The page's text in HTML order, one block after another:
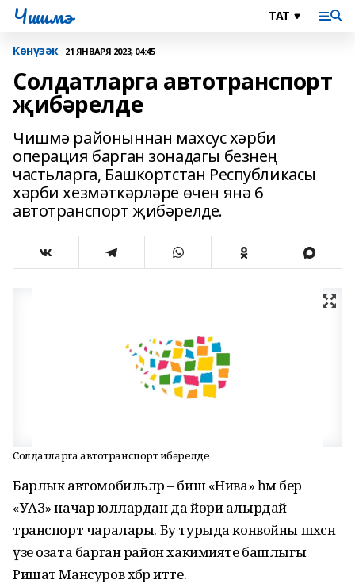
Чишмэ
Көнүзәк 21 ЯНВАРЯ 2023, 04:45
Солдатларга автотранспорт
җибәрелде
Чишмә районыннан махсус хәрби
операция барган зонадагы безнең
частьларга, Башкортстан Республикасы
хәрби хезмәткәрләре өчен янә 6
автотранспорт җибәрелде.
Солдатларга автотранспорт җибәрелде
Барлык автомобильләр – биш «Нива» һәм бер
«УАЗ» начар юллардан да йөри алырдай
транспорт чаралары. Бу турыда конвойны шәхсән
үзе озата барган район хакимияте башлыгы
Ришат Мансуров хәбәр итте.